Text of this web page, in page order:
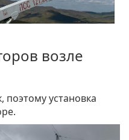
возле
поэтому установка